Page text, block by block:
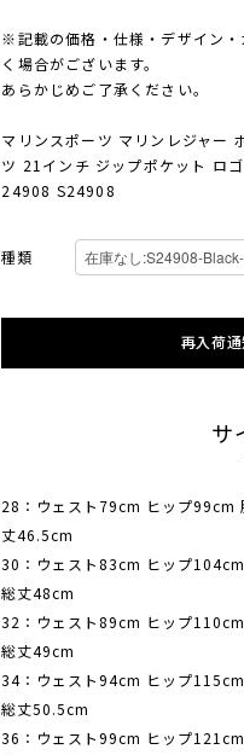
※記載の価格・仕様・デザイン
く場合がございます。
あらかじめご了承ください。
マリンスポーツ マリンレジャー
ツ 21インチ ジップポケット ロ
24908 S24908
種類
再入荷
サ
28：ウェスト79cm ヒップ
丈46.5cm
30：ウェスト83cm ヒップ
総丈48cm
32：ウェスト89cm ヒップ
総丈49cm
34：ウェスト94cm ヒップ
総丈50.5cm
36：ウェスト99cm ヒップ